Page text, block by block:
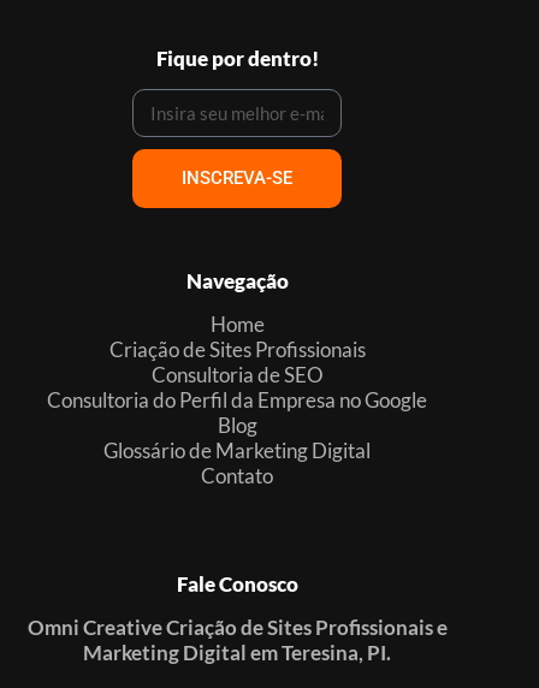
Fique por dentro!
INSCREVA-SE
Navegação
Home
Criação de Sites Profissionais
Consultoria de SEO
Consultoria do Perfil da Empresa no Google
Blog
Glossário de Marketing Digital
Contato
Fale Conosco
Omni Creative Criação de Sites Profissionais e
Marketing Digital em Teresina, PI.